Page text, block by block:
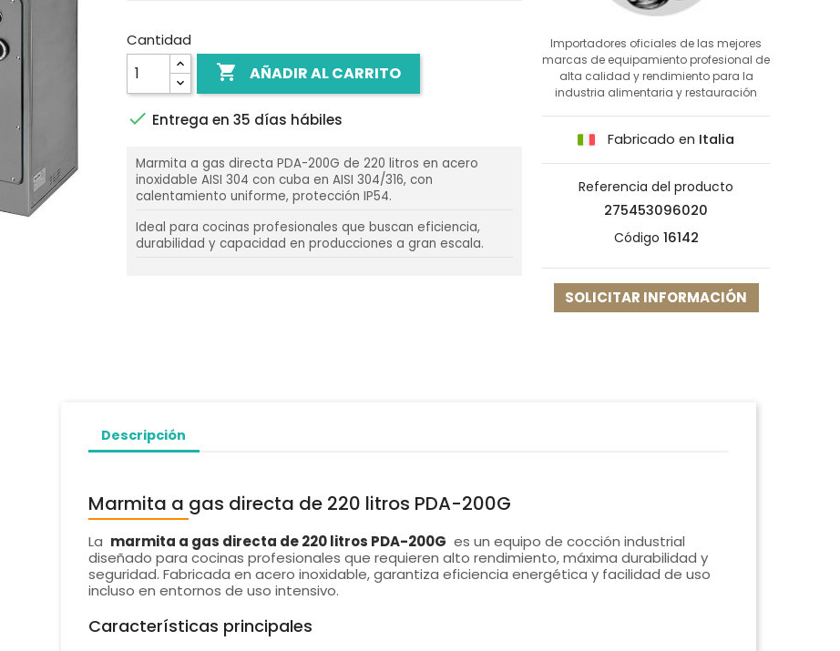
Cantidad
 AÑADIR AL CARRITO
 Entrega en 35 días hábiles
Marmita a gas directa PDA-200G de 220 litros en acero
inoxidable AISI 304 con cuba en AISI 304/316, con
calentamiento uniforme, protección IP54.
Ideal para cocinas profesionales que buscan eficiencia,
durabilidad y capacidad en producciones a gran escala.
Importadores oficiales de las mejores
marcas de equipamiento profesional de
alta calidad y rendimiento para la
industria alimentaria y restauración
Fabricado en Italia
Referencia del producto
275453096020
Código 16142
SOLICITAR INFORMACIÓN
Descripción
Marmita a gas directa de 220 litros PDA-200G
La marmita a gas directa de 220 litros PDA-200G es un equipo de cocción industrial
diseñado para cocinas profesionales que requieren alto rendimiento, máxima durabilidad y
seguridad. Fabricada en acero inoxidable, garantiza eficiencia energética y facilidad de uso
incluso en entornos de uso intensivo.
Características principales